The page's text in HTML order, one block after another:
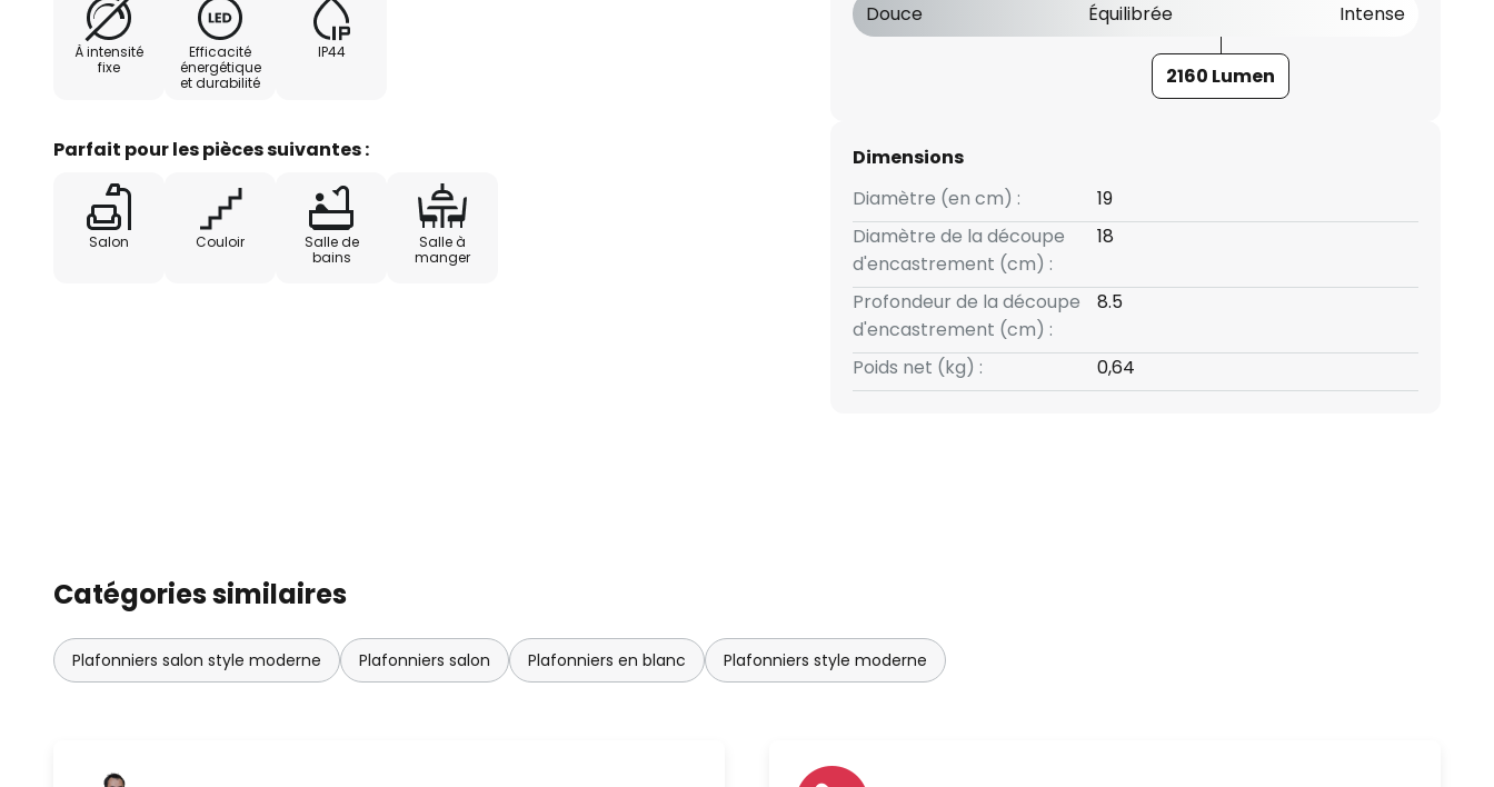
À intensité
fixe
Efficacité
énergétique
et durabilité
IP44
Parfait pour les pièces suivantes :
Salon Couloir
Salle de
bains
Salle à
manger
Douce
Équilibrée Intense
2160 Lumen
Dimensions
Diamètre (en cm) :
19
Diamètre de la découpe
d'encastrement (cm) :
18
Profondeur de la découpe
d'encastrement (cm) :
8.5
Poids net (kg) : 0,64
Catégories similaires
Plafonniers salon style moderne Plafonniers salon Plafonniers en blanc Plafonniers style moderne